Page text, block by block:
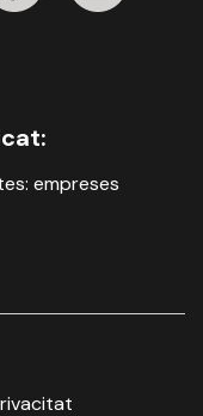
empreses